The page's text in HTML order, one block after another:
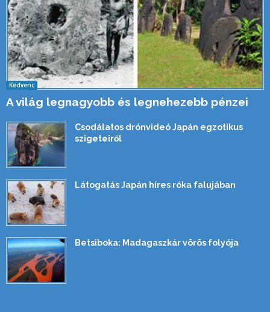
Kedvenc
A világ legnagyobb és legnehezebb pénzei
Csodálatos drónvideó Japán egzotikus
szigeteiről
Látogatás Japán híres róka falujában
Betsiboka: Madagaszkár vörös folyója